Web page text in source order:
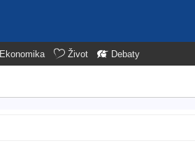
Ekonomika Život Debaty